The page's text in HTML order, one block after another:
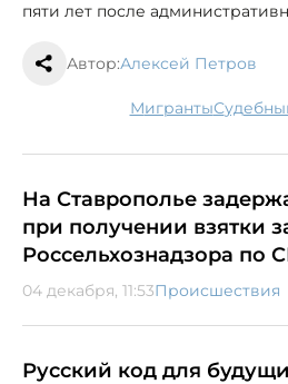
пяти лет после
Автор:Алексей Петров
мигранты
На Ставрополье
при получении взятки
Россельхознадзора по
04 декабря, 11:53Происшествия
Русский код для